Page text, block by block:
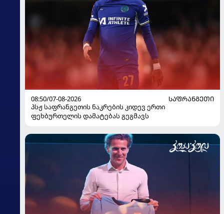
08:50/07-08-2026
ᲡᲐᲤᲠᲐᲜᲒᲔᲗᲘ
პსჟ საფრანგეთის ნაკრების კიდევ ერთი
ფეხბურთელის დამატებას გეგმავს